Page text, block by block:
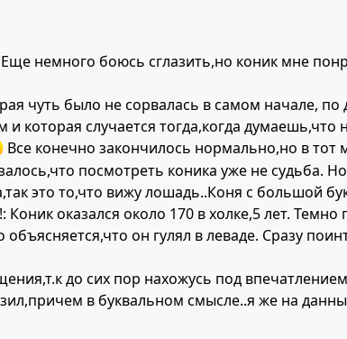
немного боюсь сглазить,но коник мне
чуть было не сорвалась в самом начале, по
и которая случается тогда,когда
Все конечно закончилось нормально,но в тот
посмотреть коника уже не судьба.
это то,что вижу лошадь..Коня с большой
оказался около 170 в холке,5 лет. Темно
он гулял в леваде. Сразу
до сих пор нахожусь под
в буквальном смысле..я же на